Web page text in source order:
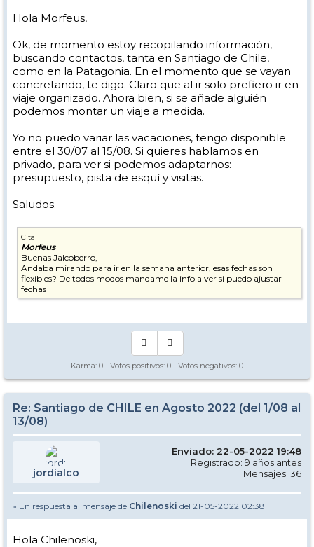
Hola Morfeus,
Ok, de momento estoy recopilando información,
buscando contactos, tanta en Santiago de Chile,
como en la Patagonia. En el momento que se vayan
concretando, te digo. Claro que al ir solo prefiero ir en
viaje organizado. Ahora bien, si se añade alguién
podemos montar un viaje a medida.
Yo no puedo variar las vacaciones, tengo disponible
entre el 30/07 al 15/08. Si quieres hablamos en
privado, para ver si podemos adaptarnos:
presupuesto, pista de esquí y visitas.
Saludos.
Cita
Morfeus
Buenas Jalcoberro,
Andaba mirando para ir en la semana anterior, esas fechas son
flexibles? De todos modos mandame la info a ver si puedo ajustar
fechas
Karma: 0 - Votos positivos: 0 - Votos negativos: 0
Re: Santiago de CHILE en Agosto 2022 (del 1/08 al
13/08)
jordialco
Enviado: 22-05-2022 19:48
Registrado: 9 años antes
Mensajes: 36
» En respuesta al mensaje de Chilenoski del 21-05-2022 02:38
Hola Chilenoski,